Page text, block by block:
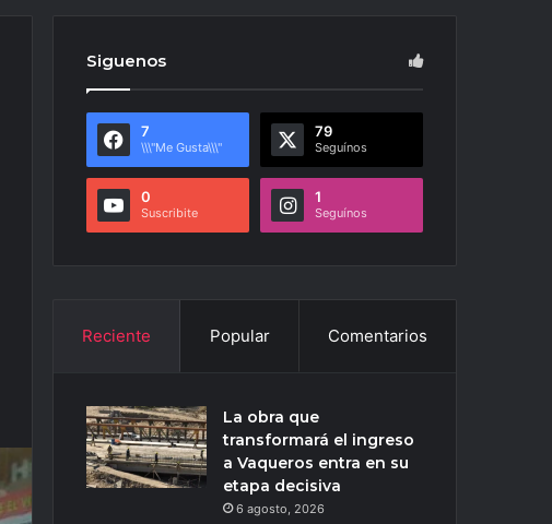
Siguenos
7
\\\"Me Gusta\\\"
79
Seguínos
0
Suscribite
1
Seguínos
Reciente Popular Comentarios
La obra que
transformará el ingreso
a Vaqueros entra en su
etapa decisiva
6 agosto, 2026